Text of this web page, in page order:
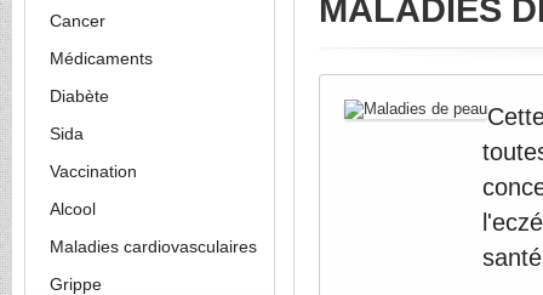
Cancer
Médicaments
Diabète
Sida
Vaccination
Alcool
Maladies cardiovasculaires
Grippe
MALADIES